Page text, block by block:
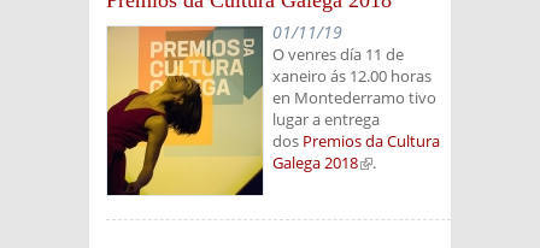
01/11/19
O venres día 11 de
xaneiro ás 12.00 horas
en Montederramo tivo
lugar a entrega
dos Premios da Cultura
Galega 2018(link is
.